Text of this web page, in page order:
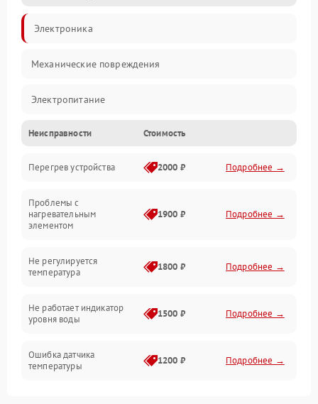
Электроника
Механические повреждения
Электропитание
Парообразование
Герметичность
Механика
Неисправности Стоимость
Перегрев устройства 2000 ₽ Подробнее →
Проблемы с
нагревательным
элементом
1900 ₽ Подробнее →
Не регулируется
температура
1800 ₽ Подробнее →
Не работает индикатор
уровня воды
1500 ₽ Подробнее →
Ошибка датчика
температуры
1200 ₽ Подробнее →